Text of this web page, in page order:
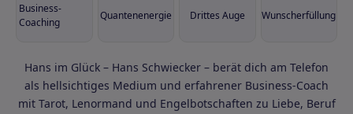
Hans im Glück – Hans Schwiecker – berät dich am Telefon
als hellsichtiges Medium und erfahrener Business-Coach
mit Tarot, Lenormand und Engelbotschaften zu Liebe, Beruf
Business-
Coaching
Quantenenergie Drittes Auge Wunscherfüllung